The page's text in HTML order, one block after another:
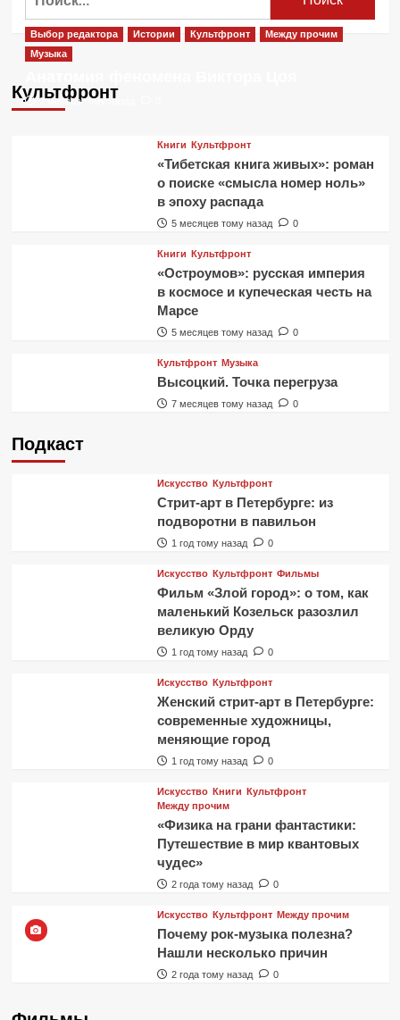
Культфронт
Выбор редактора Истории Культфронт
Между прочим
Музыка
2 месяца тому назад
Книги Культфронт
«Тибетская книга живых»: роман
о поиске «смысла номер ноль»
в эпоху распада
5 месяцев тому назад 0
Книги Культфронт
«Остроумов»: русская империя
в космосе и купеческая честь на
Марсе
5 месяцев тому назад 0
Культфронт Музыка
Высоцкий. Точка перегруза
7 месяцев тому назад 0
Подкаст
Искусство Культфронт
Стрит-арт в Петербурге: из
подворотни в павильон
1 год тому назад 0
Искусство Культфронт Фильмы
Фильм «Злой город»: о том, как
маленький Козельск разозлил
великую Орду
1 год тому назад 0
Искусство Культфронт
Женский стрит-арт в Петербурге:
современные художницы,
меняющие город
1 год тому назад 0
Искусство Книги Культфронт
Между прочим
«Физика на грани фантастики:
Путешествие в мир квантовых
чудес»
2 года тому назад 0
Искусство Культфронт Между прочим
Почему рок-музыка полезна?
Нашли несколько причин
2 года тому назад 0